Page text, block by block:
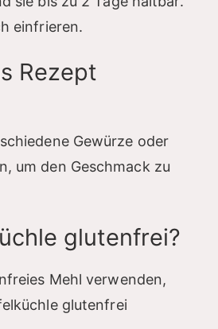
einfrieren.
Rezept
Gewürze oder
um den Geschmack zu
glutenfrei?
Mehl verwenden,
glutenfrei